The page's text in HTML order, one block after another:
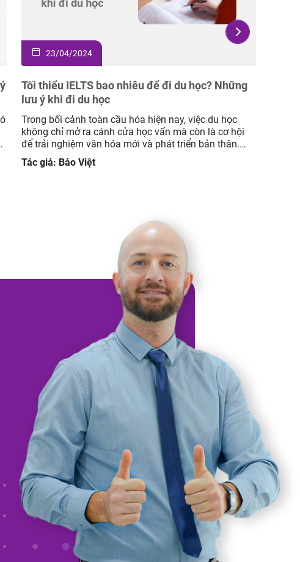
23/04/2024
12 cung hoàng đạo tiếng Anh: Khám phá tên gọi
và ý nghĩa đầy đủ nhất
Trong hành trình khám phá bản thân và thế giới xung
quanh, 12 cung hoàng đạo mở ra một không gian đầy
màu sắc và bí ẩn, thu hút sự quan tâm từ những
người yêu thích chiêm tinh học. Bài viết này của Anh
ngữ Mc IELTS sẽ đưa bạn đi sâu vào thế […]
Tác giả: Bảo Việt